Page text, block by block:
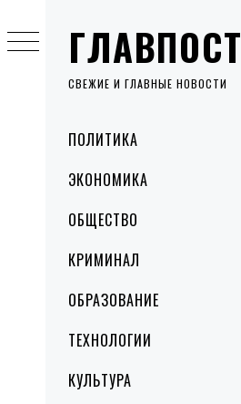
ГЛАВПОСТ
СВЕЖИЕ И ГЛАВНЫЕ НОВОСТИ
MenuПОЛИТИКА
ЭКОНОМИКА
ОБЩЕСТВО
КРИМИНАЛ
ОБРАЗОВАНИЕ
ТЕХНОЛОГИИ
КУЛЬТУРА
to
content